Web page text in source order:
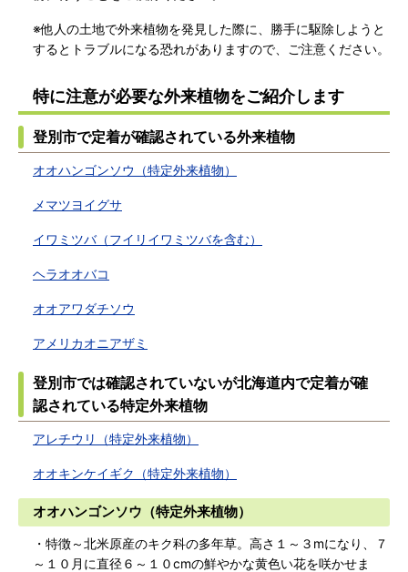
※他人の土地で外来植物を発見した際に、勝手に駆除しようと
するとトラブルになる恐れがありますので、ご注意ください。
特に注意が必要な外来植物をご紹介します
登別市で定着が確認されている外来植物
オオハンゴンソウ（特定外来植物）
メマツヨイグサ
イワミツバ（フイリイワミツバを含む）
ヘラオオバコ
オオアワダチソウ
アメリカオニアザミ
登別市では確認されていないが北海道内で定着が確
認されている特定外来植物
アレチウリ（特定外来植物）
オオキンケイギク（特定外来植物）
オオハンゴンソウ（特定外来植物）
・特徴～北米原産のキク科の多年草。高さ１～３mになり、７
～１０月に直径６～１０cmの鮮やかな黄色い花を咲かせま